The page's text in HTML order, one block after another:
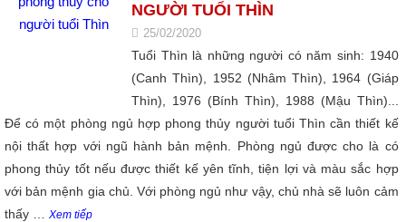
NGƯỜI TUỔI THÌN
25/02/2020
Tuổi Thìn là những người có năm sinh: 1940
(Canh Thìn), 1952 (Nhâm Thìn), 1964 (Giáp
Thìn), 1976 (Bính Thìn), 1988 (Mậu Thìn)...
Để có một phòng ngủ hợp phong thủy người tuổi Thìn cần thiết kế
nội thất hợp với ngũ hành bản mệnh. Phòng ngủ được cho là có
phong thủy tốt nếu được thiết kế yên tĩnh, tiện lợi và màu sắc hợp
với bản mệnh gia chủ. Với phòng ngủ như vậy, chủ nhà sẽ luôn cảm
thấy … Xem tiếp